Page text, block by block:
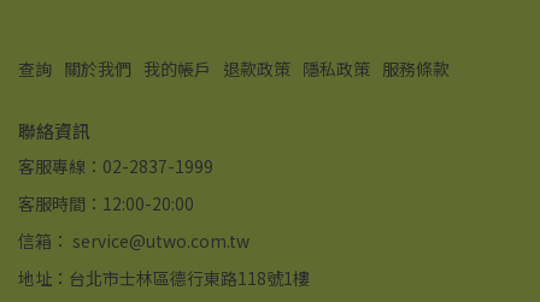
查詢 關於我們 我的帳戶 退款政策 隱私政策 服務條款
聯絡資訊
客服專線：02-2837-1999
客服時間：12:00-20:00
信箱： service@utwo.com.tw
地址：台北市士林區德行東路118號1樓